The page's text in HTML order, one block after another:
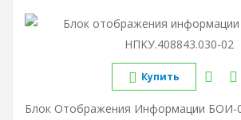
Купить
Блок Отображения Информации БОИ-